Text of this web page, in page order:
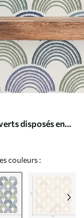
disposés en
couleurs :